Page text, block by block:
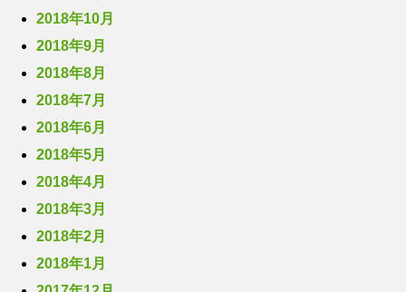
2018年10月
2018年9月
2018年8月
2018年7月
2018年6月
2018年5月
2018年4月
2018年3月
2018年2月
2018年1月